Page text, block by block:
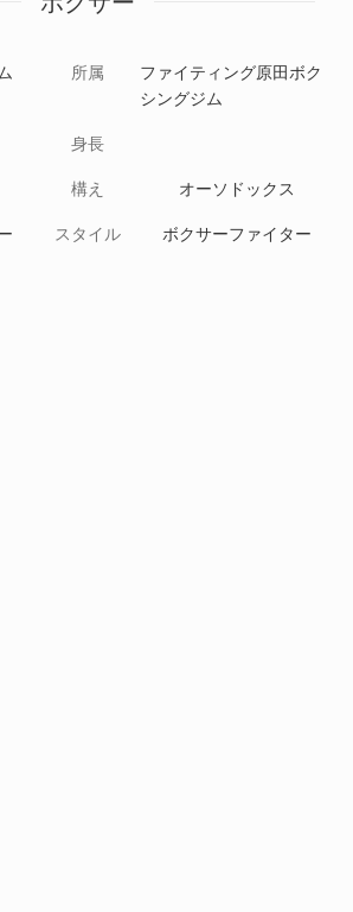
所属
ファイティング原田ボク
シングジム
身長
構え
オーソドックス
スタイル ボクサーファイター